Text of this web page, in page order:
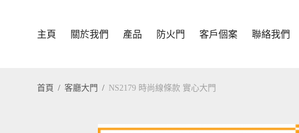
主頁 關於我們 產品 防火門 客戶個案 聯絡我們
首頁 / 客廳大門 / NS2179 時尚線條款 實心大門